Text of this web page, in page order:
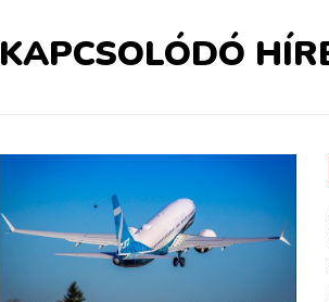
KAPCSOLÓDÓ